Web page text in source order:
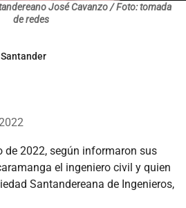
José Cavanzo / Foto: tomada
de redes
de 2022, según informaron sus
el ingeniero civil y quien
Santandereana de Ingenieros,